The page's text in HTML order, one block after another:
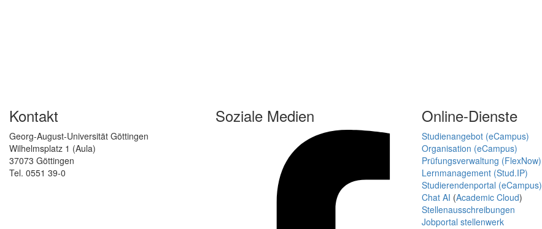
Kontakt
Georg-August-Universität Göttingen
Wilhelmsplatz 1 (Aula)
37073 Göttingen
Tel. 0551 39-0
Soziale Medien Online-Dienste
Studienangebot (eCampus)
Organisation (eCampus)
Prüfungsverwaltung (FlexNow)
Lernmanagement (Stud.IP)
Studierendenportal (eCampus)
Chat AI (Academic Cloud)
Stellenausschreibungen
Jobportal stellenwerk